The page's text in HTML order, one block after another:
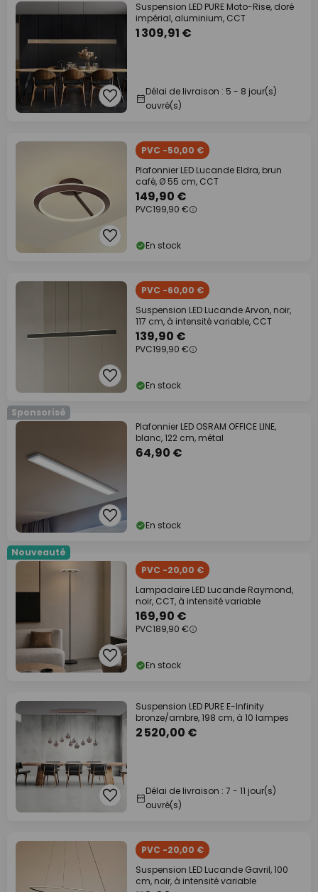
Suspension LED PURE Moto-Rise, doré
impérial, aluminium, CCT
1 309,91 €
Délai de livraison : 5 - 8 jour(s)
ouvré(s)
PVC -50,00 €
Plafonnier LED Lucande Eldra, brun
café, Ø 55 cm, CCT
149,90 €
PVC199,90 €
En stock
PVC -60,00 €
Suspension LED Lucande Arvon, noir,
117 cm, à intensité variable, CCT
139,90 €
PVC199,90 €
En stock
Sponsorisé
Plafonnier LED OSRAM OFFICE LINE,
blanc, 122 cm, métal
64,90 €
En stock
Nouveauté
PVC -20,00 €
Lampadaire LED Lucande Raymond,
noir, CCT, à intensité variable
169,90 €
PVC189,90 €
En stock
Suspension LED PURE E-Infinity
bronze/ambre, 198 cm, à 10 lampes
2 520,00 €
Délai de livraison : 7 - 11 jour(s)
ouvré(s)
PVC -20,00 €
Suspension LED Lucande Gavril, 100
cm, noir, à intensité variable